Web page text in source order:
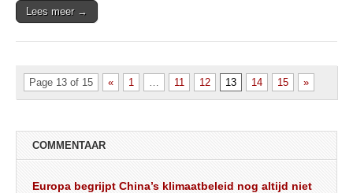
Lees meer →
Page 13 of 15 « 1 11 12 13 14 15 »
COMMENTAAR
Europa begrijpt China’s klimaatbeleid nog altijd niet